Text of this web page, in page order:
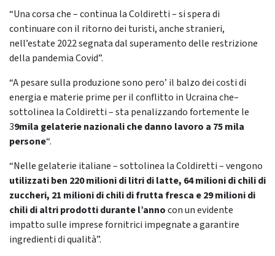
“Una corsa che – continua la Coldiretti – si spera di
continuare con il ritorno dei turisti, anche stranieri,
nell’estate 2022 segnata dal superamento delle restrizione
della pandemia Covid”.
“A pesare sulla produzione sono pero’ il balzo dei costi di
energia e materie prime per il conflitto in Ucraina che–
sottolinea la Coldiretti – sta penalizzando fortemente le
39mila gelaterie nazionali che danno lavoro a 75 mila
persone“.
“Nelle gelaterie italiane – sottolinea la Coldiretti – vengono
utilizzati ben 220 milioni di litri di latte, 64 milioni di chili di
zuccheri, 21 milioni di chili di frutta fresca e 29 milioni di
chili di altri prodotti durante l’annocon un evidente
impatto sulle imprese fornitrici impegnate a garantire
ingredienti di qualità”.